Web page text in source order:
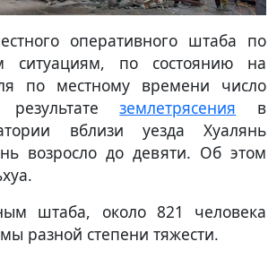
оперативного штаба по
ситуациям, по состоянию на
по местному времени число
землетрясения в
вблизи уезда Хуалянь
возросло до девяти. Об этом
штаба, около 821 человека
разной степени тяжести.